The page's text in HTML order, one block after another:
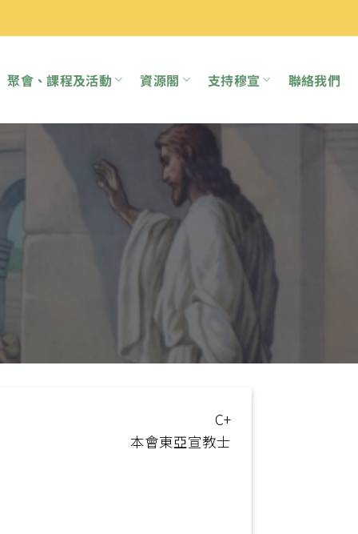
聚會、課程及活動 資源閣 支持穆宣 聯絡我們
C+
本會東亞宣教士